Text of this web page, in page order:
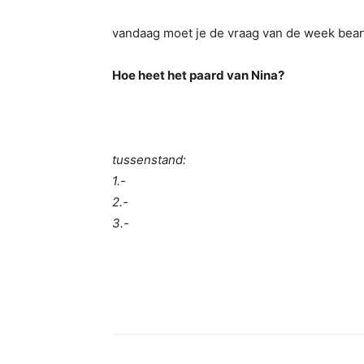
vandaag moet je de vraag van de week
Hoe heet het paard van Nina?
tussenstand:
1.-
2.-
3.-